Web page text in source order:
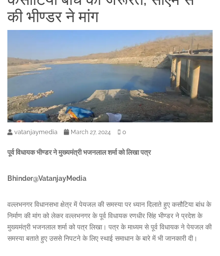
की भीण्डर ने मांग
vatanjaymedia March 27, 2024 0
पूर्व विधायक भीण्डर ने मुख्यमंत्री भजनलाल शर्मा को लिखा पत्र
Bhinder@VatanjayMedia
वल्लभनगर विधानसभा क्षेत्र में पेयजल की समस्या पर ध्यान दिलाते हुए कसौटिया बांध के
निर्माण की मांग को लेकर वल्लभनगर के पूर्व विधायक रणधीर सिंह भीण्डर ने प्रदेश के
मुख्यमंत्री भजनलाल शर्मा को पत्र लिखा। पत्र के माध्यम से पूर्व विधायक ने पेयजल की
समस्या बताते हुए उससे निपटने के लिए स्थाई समाधान के बारे में भी जानकारी दी।